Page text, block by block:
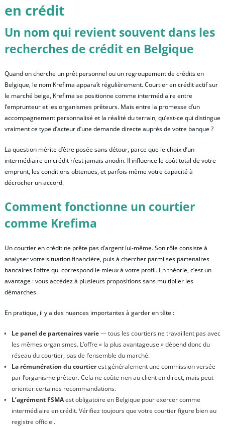
en crédit
Un nom qui revient souvent dans les
recherches de crédit en Belgique
Quand on cherche un prêt personnel ou un regroupement de crédits en
Belgique, le nom Krefima apparaît régulièrement. Courtier en crédit actif sur
le marché belge, Krefima se positionne comme intermédiaire entre
l’emprunteur et les organismes prêteurs. Mais entre la promesse d’un
accompagnement personnalisé et la réalité du terrain, qu’est-ce qui distingue
vraiment ce type d’acteur d’une demande directe auprès de votre banque ?
La question mérite d’être posée sans détour, parce que le choix d’un
intermédiaire en crédit n’est jamais anodin. Il influence le coût total de votre
emprunt, les conditions obtenues, et parfois même votre capacité à
décrocher un accord.
Comment fonctionne un courtier
comme Krefima
Un courtier en crédit ne prête pas d’argent lui-même. Son rôle consiste à
analyser votre situation financière, puis à chercher parmi ses partenaires
bancaires l’offre qui correspond le mieux à votre profil. En théorie, c’est un
avantage : vous accédez à plusieurs propositions sans multiplier les
démarches.
En pratique, il y a des nuances importantes à garder en tête :
Le panel de partenaires varie— tous les courtiers ne travaillent pas avec
les mêmes organismes. L’offre « la plus avantageuse » dépend donc du
réseau du courtier, pas de l’ensemble du marché.
La rémunération du courtierest généralement une commission versée
par l’organisme prêteur. Cela ne coûte rien au client en direct, mais peut
orienter certaines recommandations.
L’agrément FSMAest obligatoire en Belgique pour exercer comme
intermédiaire en crédit. Vérifiez toujours que votre courtier figure bien au
registre officiel.